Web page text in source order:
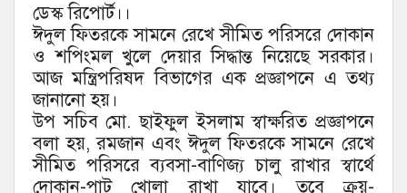
ডেস্ক রিপোর্ট।।
ঈদুল ফিতরকে সামনে রেখে সীমিত পরিসরে দোকান
ও শপিংমল খুলে দেয়ার সিদ্ধান্ত নিয়েছে সরকার।
আজ মন্ত্রিপরিষদ বিভাগের এক প্রজ্ঞাপনে এ তথ্য
জানানো হয়।
উপ সচিব মো. ছাইফুল ইসলাম স্বাক্ষরিত প্রজ্ঞাপনে
বলা হয়, রমজান এবং ঈদুল ফিতরকে সামনে রেখে
সীমিত পরিসরে ব্যবসা-বাণিজ্য চালু রাখার স্বার্থে
দোকান-পাট খোলা রাখা যাবে। তবে ক্রয়-